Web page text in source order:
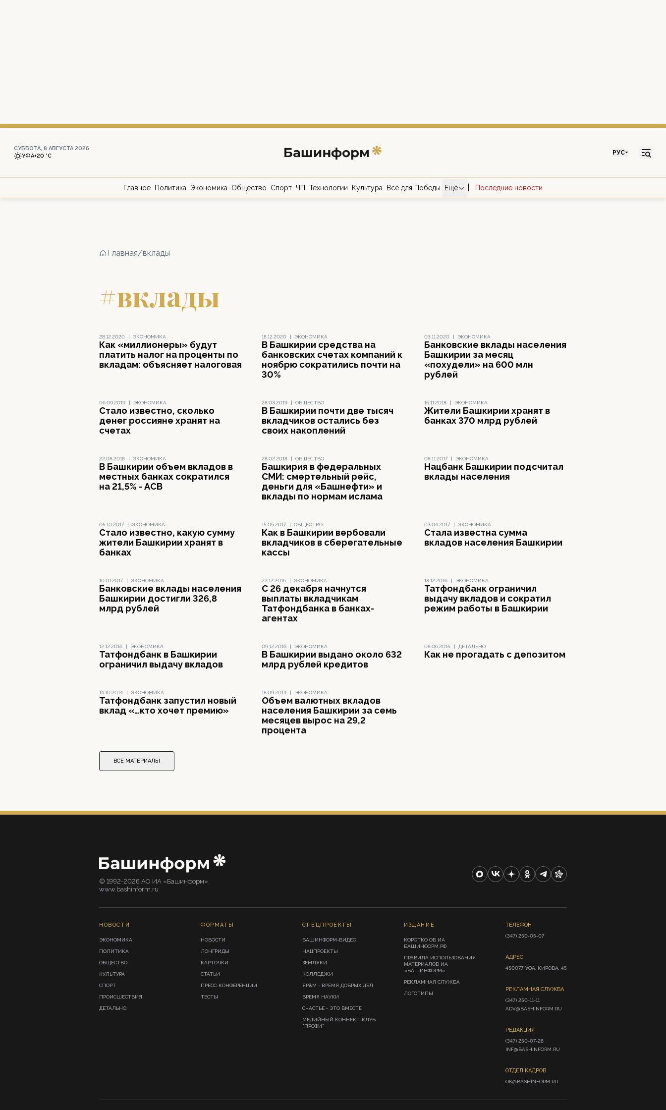
СУББОТА, 8 АВГУСТА 2026
УФА+20 °С РУС
Главное Политика Экономика Общество Спорт ЧП Технологии Культура Всё для Победы Ещё Последние новости
Главная/вклады
#вклады
28.12.2020 | ЭКОНОМИКА
Как «миллионеры» будут
платить налог на проценты по
вкладам: объясняет налоговая
18.12.2020 | ЭКОНОМИКА
В Башкирии средства на
банковских счетах компаний к
ноябрю сократились почти на
30%
03.11.2020 | ЭКОНОМИКА
Банковские вклады населения
Башкирии за месяц
«похудели» на 600 млн
рублей
06.09.2019 | ЭКОНОМИКА
Стало известно, сколько
денег россияне хранят на
счетах
28.03.2019 | ОБЩЕСТВО
В Башкирии почти две тысяч
вкладчиков остались без
своих накоплений
15.11.2018 | ЭКОНОМИКА
Жители Башкирии хранят в
банках 370 млрд рублей
22.08.2018 | ЭКОНОМИКА
В Башкирии объем вкладов в
местных банках сократился
на 21,5% - АСВ
28.02.2018 | ОБЩЕСТВО
Башкирия в федеральных
СМИ: смертельный рейс,
деньги для «Башнефти» и
вклады по нормам ислама
08.11.2017 | ЭКОНОМИКА
Нацбанк Башкирии подсчитал
вклады населения
05.10.2017 | ЭКОНОМИКА
Стало известно, какую сумму
жители Башкирии хранят в
банках
15.05.2017 | ОБЩЕСТВО
Как в Башкирии вербовали
вкладчиков в сберегательные
кассы
03.04.2017 | ЭКОНОМИКА
Стала известна сумма
вкладов населения Башкирии
10.01.2017 | ЭКОНОМИКА
Банковские вклады населения
Башкирии достигли 326,8
млрд рублей
22.12.2016 | ЭКОНОМИКА
С 26 декабря начнутся
выплаты вкладчикам
Татфондбанка в банках-
агентах
13.12.2016 | ЭКОНОМИКА
Татфондбанк ограничил
выдачу вкладов и сократил
режим работы в Башкирии
12.12.2016 | ЭКОНОМИКА
Татфондбанк в Башкирии
ограничил выдачу вкладов
09.12.2016 | ЭКОНОМИКА
В Башкирии выдано около 632
млрд рублей кредитов
08.06.2015 | ДЕТАЛЬНО
Как не прогадать с депозитом
14.10.2014 | ЭКОНОМИКА
Татфондбанк запустил новый
вклад «…кто хочет премию»
18.09.2014 | ЭКОНОМИКА
Объем валютных вкладов
населения Башкирии за семь
месяцев вырос на 29,2
процента
ВСЕ МАТЕРИАЛЫ
© 1992-2026 АО ИА «Башинформ».
www.bashinform.ru
НОВОСТИ
ЭКОНОМИКА
ПОЛИТИКА
ОБЩЕСТВО
КУЛЬТУРА
СПОРТ
ПРОИСШЕСТВИЯ
ДЕТАЛЬНО
ФОРМАТЫ
НОВОСТИ
ЛОНГРИДЫ
КАРТОЧКИ
СТАТЬИ
ПРЕСС-КОНФЕРЕНЦИИ
ТЕСТЫ
СПЕЦПРОЕКТЫ
БАШИНФОРМ-ВИДЕО
НАЦПРОЕКТЫ
ЗЕМЛЯКИ
КОЛЛЕДЖИ
ЯРҘАМ - ВРЕМЯ ДОБРЫХ ДЕЛ
ВРЕМЯ НАУКИ
СЧАСТЬЕ - ЭТО ВМЕСТЕ
МЕДИЙНЫЙ КОННЕКТ-КЛУБ
"ПРОФИ"
ИЗДАНИЕ
КОРОТКО ОБ ИА
БАШИНФОРМ.РФ
ПРАВИЛА ИСПОЛЬЗОВАНИЯ
МАТЕРИАЛОВ ИА
«БАШИНФОРМ»
РЕКЛАМНАЯ СЛУЖБА
ЛОГОТИПЫ
ТЕЛЕФОН
(347) 250-05-07
АДРЕС
450077, УФА, КИРОВА, 45
РЕКЛАМНАЯ СЛУЖБА
(347) 250-11-11
ADV@BASHINFORM.RU
РЕДАКЦИЯ
(347) 250-07-28
INF@BASHINFORM.RU
ОТДЕЛ КАДРОВ
OK@BASHINFORM.RU